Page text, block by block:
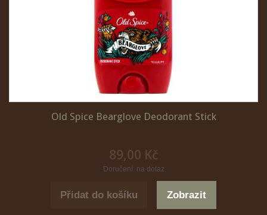
Old Spice Bearglove Deodorant Stick
89,00 Kč
Doručení: na dotaz
Přidat do košíku Zobrazit